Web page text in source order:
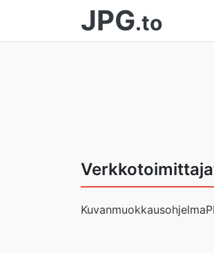
JPG.to
Kuvanmuokkausohjelma